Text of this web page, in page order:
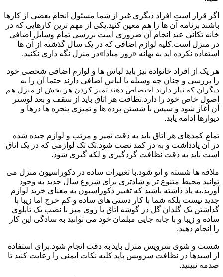
اگر قرار است افراد دیگری غیر از شما مسئول انجام بعضی از کارها
باشند برنامه آن ها را هم معین کنید.یکی از مهم ترین کارهایی که در
خانه تکانی عید انجام آن ضروری است بررسی تمام وسایل اضافی
در منزل است.کلیه لوازم اضافی که در یک سال گذشته از آن ها
استفاده نکرده اید به بهانه «روز مبادا»در منزل نگه داری نکنید.
هر یک از افراد خانواده نیز باید لباس ها و لوازم اضافی شخصی خود
را بررسی و چنان چه وسیله یا لباس اضافی دارند حتما آن را به
دیگران که نیاز دارند اختصاص دهند.تمیز کردن هر بخش از منزل هم
اصول خاص خود را دارد.نظافت هر اتاق باید از سقف و بعد لوستر
آن آغاز شود و سپس با شستن پرده ها و تمیزی پنجره ها درها و
دیوارها ادامه یابد.
تمام کمدهای هر اتاق باید به دقت تمیز و مرتب و لوازم چیده شده
در آن یادداشت و به در کمد نصب شود.تک تک لوازمی که در یک اتاق
است باید به دقت نظافت گردگیری و لکه گیری شود.
ملافه ها شسته و اتو شود.با تغییرات ساده در دکوراسیون منزل می
توانید محیط متنوع تر و شادتری برای شروع سال جدید به وجود
آورید.به یاد داشته باشید که تغییر دکوراسیون به معنای خرید لوازم
جدید نیست بلکه شما با کار دستی های ساده و کم خرج اما زیبا با
گذاشتن یک گلدان گل در گوشه اتاق یا روی میز با نصب یک تابلوی
ساده و زیبا و با جابه جایی مبلمان خود می توانید به سادگی این کار
را انجام دهید.
شست و شوی سرویس منزل باید به دقت انجام شود.برای استفاده
از اسیدها در نظافت سرویس باید کلیه نکات ایمنی را رعایت کنید تا
صدمه نبینید.